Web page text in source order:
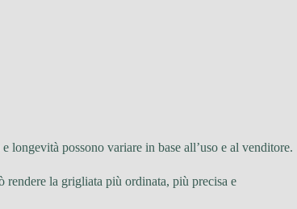
e longevità possono variare in base all’uso e al venditore.
rendere la grigliata più ordinata, più precisa e